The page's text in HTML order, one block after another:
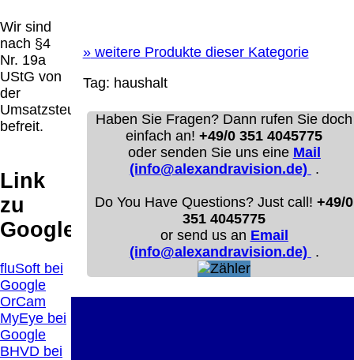
Wir sind
nach §4
Nr. 19a
UStG von
der
Umsatzsteuer
befreit.
Link
zu
Google
fluSoft bei
Google
OrCam
MyEye bei
Google
BHVD bei
»weitere Produkte dieser Kategorie
Tag: haushalt
Haben Sie Fragen? Dann rufen Sie doch
einfach an!+49/0 351 4045775
oder senden Sie uns eine Mail
(info@alexandravision.de) .
Do You Have Questions? Just call!+49/0
351 4045775
or send us an Email
(info@alexandravision.de) .
Funktionalität bieten zu können.
This website uses cookies to provide the best possible
functionality.
Ok, verstanden